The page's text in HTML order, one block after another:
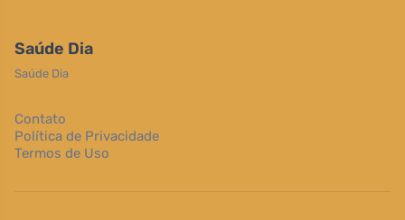
Saúde Dia
Saúde Dia
Contato
Política de Privacidade
Termos de Uso